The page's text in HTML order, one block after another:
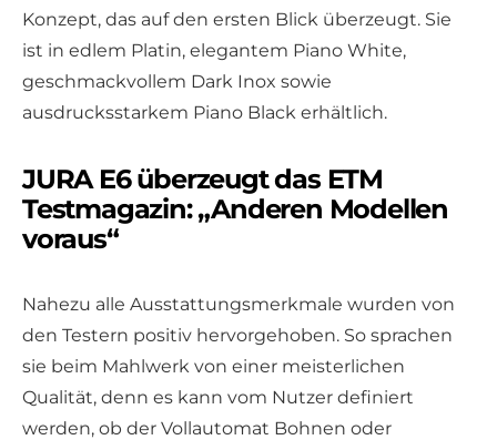
Konzept, das auf den ersten Blick überzeugt. Sie
ist in edlem Platin, elegantem Piano White,
geschmackvollem Dark Inox sowie
ausdrucksstarkem Piano Black erhältlich.
JURA E6 überzeugt das ETM
Testmagazin: „Anderen Modellen
voraus“
Nahezu alle Ausstattungsmerkmale wurden von
den Testern positiv hervorgehoben. So sprachen
sie beim Mahlwerk von einer meisterlichen
Qualität, denn es kann vom Nutzer definiert
werden, ob der Vollautomat Bohnen oder